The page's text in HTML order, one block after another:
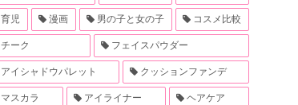
育児 漫画 男の子と女の子 コスメ比較
チーク フェイスパウダー
アイシャドウパレット クッションファンデ
マスカラ アイライナー ヘアケア